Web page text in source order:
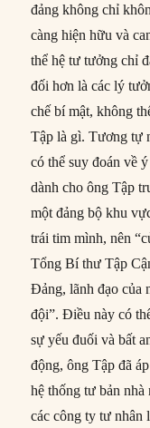
đảng không chỉ
càng hiện hữu và
thể hệ tư tưởng chỉ
đối hơn là các lý
chế bí mật, không
Tập là gì. Tương tự
có thể suy đoán về
dành cho ông Tập
một đảng bộ khu
trái tim mình, nên
Tổng Bí thư Tập
Đảng, lãnh đạo của
đội”. Điều này có
sự yếu đuối và bất
động, ông Tập đã
hệ thống tư bản
các công ty tư nhân